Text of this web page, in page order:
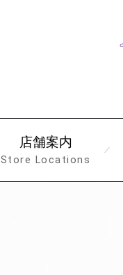
店舗案内
Store Locations